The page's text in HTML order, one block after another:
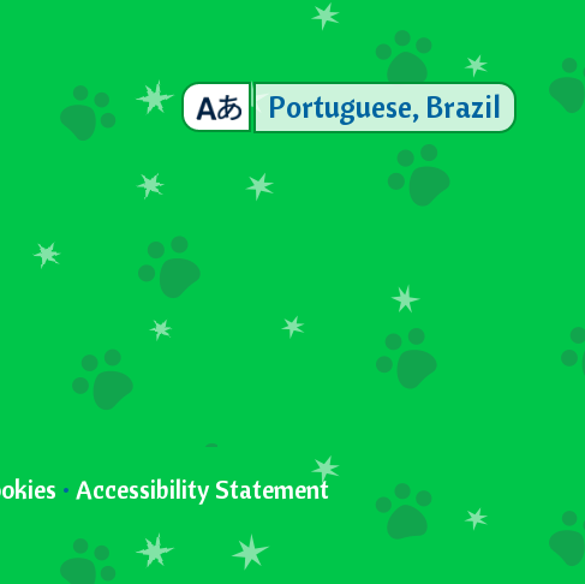
Portuguese, Brazil
• Accessibility Statement